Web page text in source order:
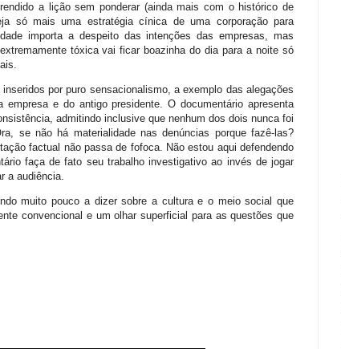
a lição sem ponderar (ainda mais com o histórico de
só mais uma estratégia cínica de uma corporação para
importa a despeito das intenções das empresas, mas
tóxica vai ficar boazinha do dia para a noite só
por puro sensacionalismo, a exemplo das alegações
e do antigo presidente. O documentário apresenta
admitindo inclusive que nenhum dos dois nunca foi
se não há materialidade nas denúncias porque fazê-las?
factual não passa de fofoca. Não estou aqui defendendo
faça de fato seu trabalho investigativo ao invés de jogar
a audiência.
muito pouco a dizer sobre a cultura e o meio social que
convencional e um olhar superficial para as questões que